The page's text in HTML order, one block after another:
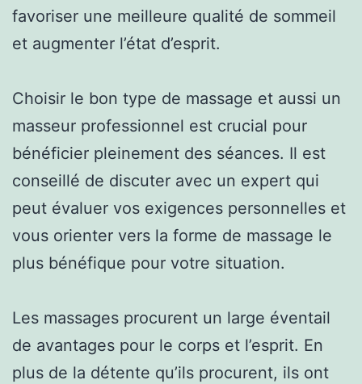
favoriser une meilleure qualité de sommeil
et augmenter l’état d’esprit.
Choisir le bon type de massage et aussi un
masseur professionnel est crucial pour
bénéficier pleinement des séances. Il est
conseillé de discuter avec un expert qui
peut évaluer vos exigences personnelles et
vous orienter vers la forme de massage le
plus bénéfique pour votre situation.
Les massages procurent un large éventail
de avantages pour le corps et l’esprit. En
plus de la détente qu’ils procurent, ils ont